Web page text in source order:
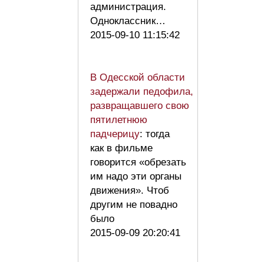
администрация.
Одноклассник…
2015-09-10 11:15:42
В Одесской области
задержали педофила,
развращавшего свою
пятилетнюю
падчерицу: тогда
как в фильме
говорится «обрезать
им надо эти органы
движения». Чтоб
другим не повадно
было
2015-09-09 20:20:41